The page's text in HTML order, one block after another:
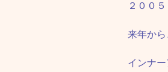
２００
来年か
インナ